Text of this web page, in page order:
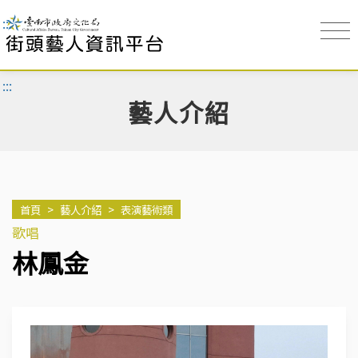
:::
:::
藝人介紹
首頁 > 藝人介紹 > 表演藝術類
歌唱
林鳳金